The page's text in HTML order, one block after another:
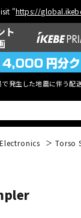
"https://
ト
で発生した地震に伴う配
Torso